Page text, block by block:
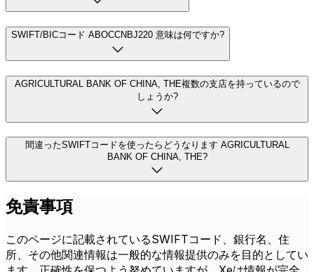
SWIFT/BICコード ABOCCNBJ220 意味は何ですか?
AGRICULTURAL BANK OF CHINA, THE複数の支店を持っているので
しょうか?
間違ったSWIFTコードを使ったらどうなります AGRICULTURAL
BANK OF CHINA, THE?
免責事項
このページに記載されているSWIFTコード、銀行名、住
所、その他関連情報は一般的な情報提供のみを目的としてい